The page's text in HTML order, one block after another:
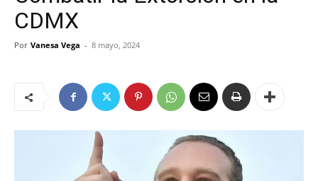
CDMX
Por Vanesa Vega - 8 mayo, 2024